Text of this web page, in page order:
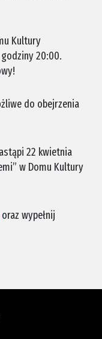
Kultury
20:00.
do obejrzenia
22 kwietnia
w Domu Kultury
oraz wypełnij